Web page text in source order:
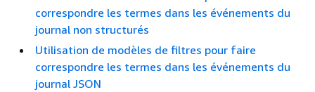
correspondre les termes dans les événements du
journal non structurés
Utilisation de modèles de filtres pour faire
correspondre les termes dans les événements du
journal JSON